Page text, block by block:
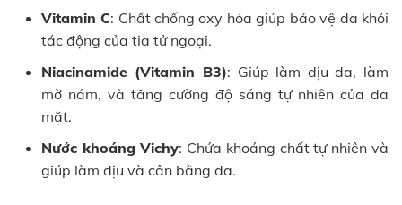
Vitamin C: Chất chống oxy hóa giúp bảo vệ da khỏi
tác động của tia tử ngoại.
Niacinamide (Vitamin B3): Giúp làm dịu da, làm
mờ nám, và tăng cường độ sáng tự nhiên của da
mặt.
Nước khoáng Vichy: Chứa khoáng chất tự nhiên và
giúp làm dịu và cân bằng da.